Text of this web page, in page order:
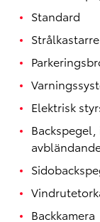
Standard
Elektrisk
Backkamera